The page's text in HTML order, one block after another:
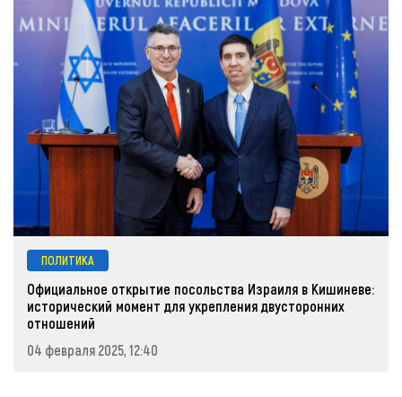
ПОЛИТИКА
Официальное открытие посольства Израиля в Кишиневе:
исторический момент для укрепления двусторонних
отношений
04 февраля 2025, 12:40